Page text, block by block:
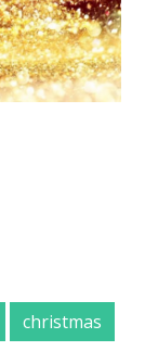
christmas